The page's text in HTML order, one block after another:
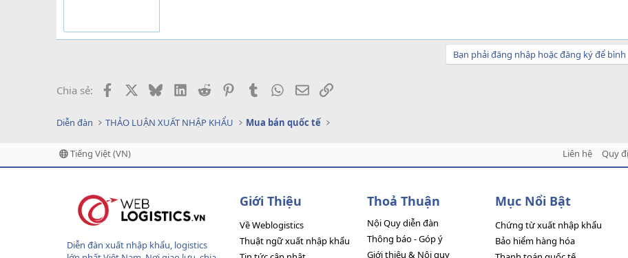
Bạn phải đăng nhập hoặc đăng ký để bình
Chia sẻ: Facebook BlueskyLinkedIn
Reddit PinterestTumblr WhatsApp
EmailLink
Diễn đàn THẢO LUẬN XUẤT NHẬP KHẨU Mua bán quốc tế
Tiếng Việt (VN) Liên hệ Quy
Diễn đàn xuất nhập khẩu, logistics
Giới Thiệu
Về Weblogistics
Thuật ngữ xuất nhập khẩu
Thoả Thuận
Nội Quy diễn đàn
Thông báo - Góp ý
Giới thiệu & Nội quy
Mục Nổi Bật
Chứng từ xuất nhập khẩu
Bảo hiểm hàng hóa